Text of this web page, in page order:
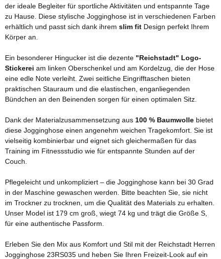
der ideale Begleiter für sportliche Aktivitäten und entspannte Tage
zu Hause. Diese stylische Jogginghose ist in verschiedenen Farben
erhältlich und passt sich dank ihrem slim fit Design perfekt Ihrem
Körper an.
Ein besonderer Hingucker ist die dezente "Reichstadt" Logo-
Stickerei am linken Oberschenkel und am Kordelzug, die der Hose
eine edle Note verleiht. Zwei seitliche Eingrifftaschen bieten
praktischen Stauraum und die elastischen, enganliegenden
Bündchen an den Beinenden sorgen für einen optimalen Sitz.
Dank der Materialzusammensetzung aus 100 % Baumwolle bietet
diese Jogginghose einen angenehm weichen Tragekomfort. Sie ist
vielseitig kombinierbar und eignet sich gleichermaßen für das
Training im Fitnessstudio wie für entspannte Stunden auf der
Couch.
Pflegeleicht und unkompliziert – die Jogginghose kann bei 30 Grad
in der Maschine gewaschen werden. Bitte beachten Sie, sie nicht
im Trockner zu trocknen, um die Qualität des Materials zu erhalten.
Unser Model ist 179 cm groß, wiegt 74 kg und trägt die Größe S,
für eine authentische Passform.
Erleben Sie den Mix aus Komfort und Stil mit der Reichstadt Herren
Jogginghose 23RS035 und heben Sie Ihren Freizeit-Look auf ein